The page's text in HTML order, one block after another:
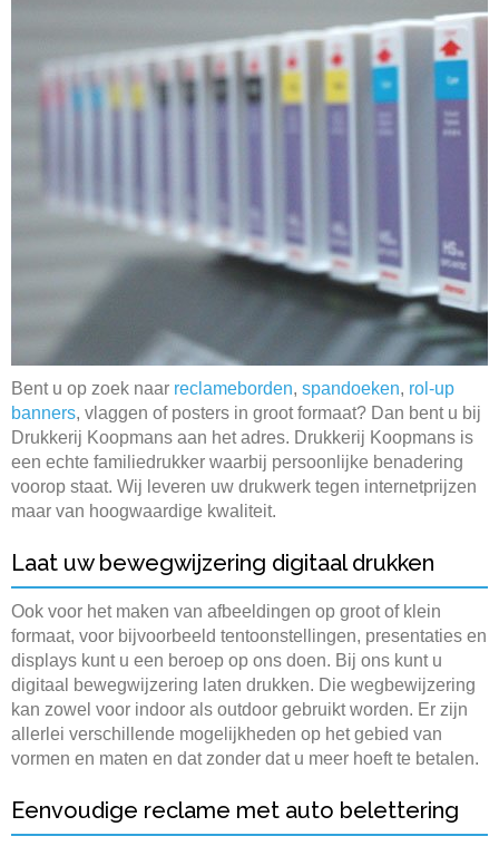
Bent u op zoek naar reclameborden, spandoeken, rol-up
banners, vlaggen of posters in groot formaat? Dan bent u bij
Drukkerij Koopmans aan het adres. Drukkerij Koopmans is
een echte familiedrukker waarbij persoonlijke benadering
voorop staat. Wij leveren uw drukwerk tegen internetprijzen
maar van hoogwaardige kwaliteit.
Laat uw bewegwijzering digitaal drukken
Ook voor het maken van afbeeldingen op groot of klein
formaat, voor bijvoorbeeld tentoonstellingen, presentaties en
displays kunt u een beroep op ons doen. Bij ons kunt u
digitaal bewegwijzering laten drukken. Die wegbewijzering
kan zowel voor indoor als outdoor gebruikt worden. Er zijn
allerlei verschillende mogelijkheden op het gebied van
vormen en maten en dat zonder dat u meer hoeft te betalen.
Eenvoudige reclame met auto belettering